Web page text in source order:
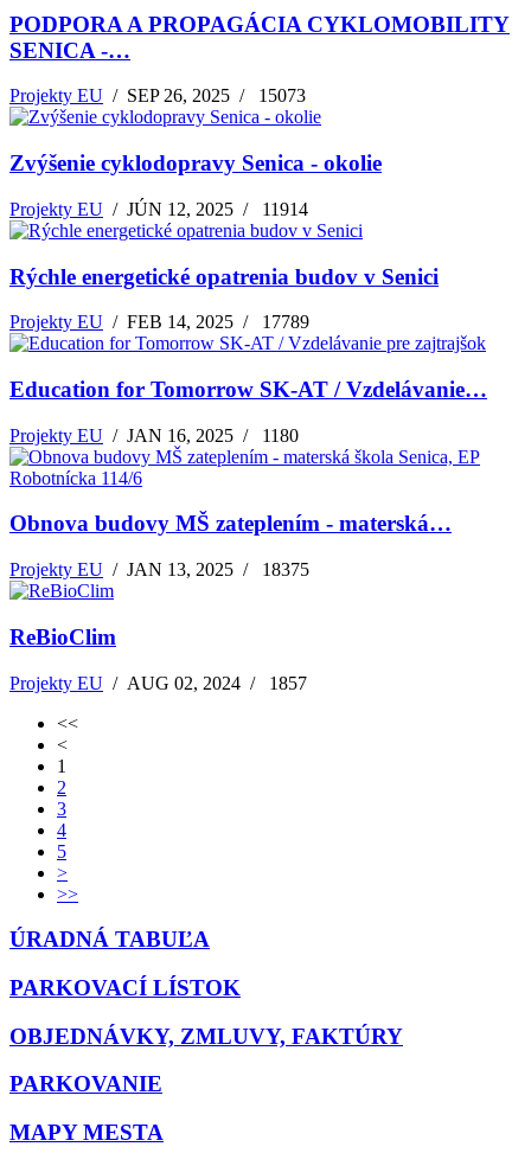
PODPORA A PROPAGÁCIA CYKLOMOBILITY
SENICA -…
Projekty EU /SEP 26, 2025 / 15073
Zvýšenie cyklodopravy Senica - okolie
Projekty EU /JÚN 12, 2025 / 11914
Rýchle energetické opatrenia budov v Senici
Projekty EU /FEB 14, 2025 / 17789
Education for Tomorrow SK-AT / Vzdelávanie…
Projekty EU /JAN 16, 2025 / 1180
Obnova budovy MŠ zateplením - materská…
Projekty EU /JAN 13, 2025 / 18375
ReBioClim
Projekty EU /AUG 02, 2024 /
1857
<<
<
1
2
3
4
5
>
>>
ÚRADNÁ TABUĽA
PARKOVACÍ LÍSTOK
OBJEDNÁVKY, ZMLUVY, FAKTÚRY
PARKOVANIE
MAPY MESTA